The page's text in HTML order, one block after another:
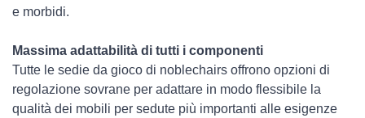
e morbidi.
Massima adattabilità di tutti i componenti
Tutte le sedie da gioco di noblechairs offrono opzioni di
regolazione sovrane per adattare in modo flessibile la
qualità dei mobili per sedute più importanti alle esigenze